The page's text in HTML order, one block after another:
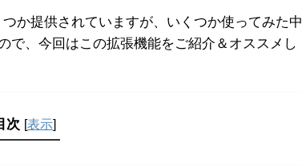
か提供されていますが、いくつか使ってみた中
で、今回はこの拡張機能をご紹介＆オススメし
次 [表示]